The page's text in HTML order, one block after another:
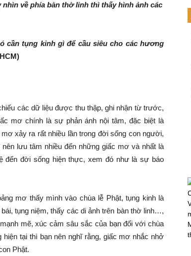
về phía bàn thờ linh thì thấy hình ảnh các
cần tụng kinh gì để cầu siêu cho các hương
các dữ liệu được thu thập, ghi nhận từ trước,
mơ chính là sự phản ánh nội tâm, đặc biệt là
xảy ra rất nhiều lần trong đời sống con người,
lưu tâm nhiều đến những giấc mơ và nhất là
đến đời sống hiện thực, xem đó như là sự báo
mơ thấy mình vào chùa lễ Phật, tụng kinh là
tụng niệm, thấy các di ảnh trên bàn thờ linh…,
mẽ, xúc cảm sâu sắc của bạn đối với chùa
tại thì bạn nên nghĩ rằng, giấc mơ nhắc nhở
Phật.